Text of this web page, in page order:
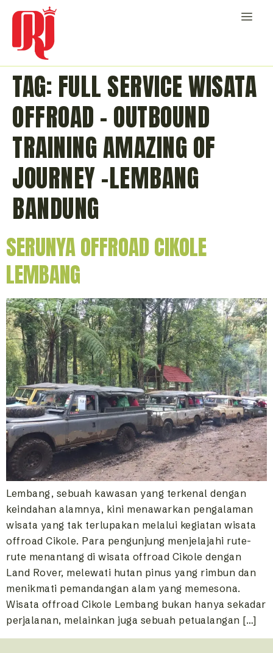
TAG: FULL SERVICE WISATA
OFFROAD – OUTBOUND
TRAINING AMAZING OF
JOURNEY -LEMBANG
BANDUNG
SERUNYA OFFROAD CIKOLE
LEMBANG
Lembang, sebuah kawasan yang terkenal dengan
keindahan alamnya, kini menawarkan pengalaman
wisata yang tak terlupakan melalui kegiatan wisata
offroad Cikole. Para pengunjung menjelajahi rute-
rute menantang di wisata offroad Cikole dengan
Land Rover, melewati hutan pinus yang rimbun dan
menikmati pemandangan alam yang memesona.
Wisata offroad Cikole Lembang bukan hanya sekadar
perjalanan, melainkan juga sebuah petualangan […]